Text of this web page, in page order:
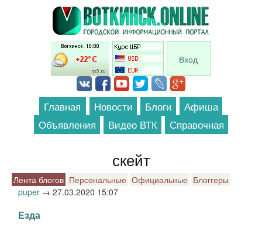
Перейти к основному содержанию
Вход
Главная Новости Блоги
Афиша
Объявления
Видео ВТК Справочная
скейт
Лента блогов Персональные Официальные Блоггеры
puper → 27.03.2020 15:07
Езда